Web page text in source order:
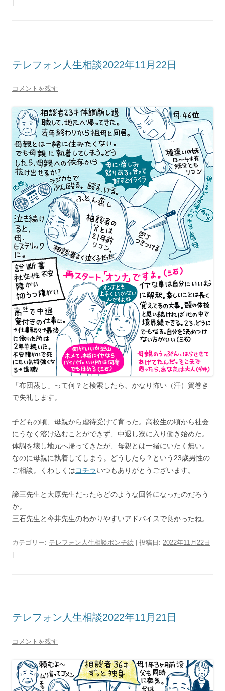
テレフォン人生相談2022年11月22日
コメントを残す
「布団蒸し」って何？と検索したら、かなり怖い（汗）簀巻き
で失礼します。
子どもの頃、母親から虐待受けて育った。高校生の頃から社会
にうなく溶け込むことができず、中退し寮に入り働き始めた。
体調を壊し地元へ帰ってきたが、母親とは一緒にいたく無い。
なのに母親に執着してしまう。どうしたら？という23歳男性の
ご相談。くわしくはコチラいつもありがとうございます。
諦三先生と大原先生だったらどのような回答になったのだろう
か。
三石先生と今井先生のわかりやすいアドバイスで良かったね。
カテゴリー: テレフォン人生相談ポンチ絵 | 投稿日: 2022年11月22日
テレフォン人生相談2022年11月21日
コメントを残す